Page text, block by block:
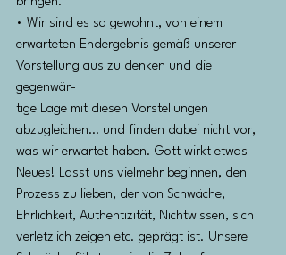
• Wir sind es so gewohnt, von einem
erwarteten Endergebnis gemäß unserer
Vorstellung aus zu denken und die
gegenwär-
tige Lage mit diesen Vorstellungen
abzugleichen… und finden dabei nicht vor,
was wir erwartet haben. Gott wirkt etwas
Neues! Lasst uns vielmehr beginnen, den
Prozess zu lieben, der von Schwäche,
Ehrlichkeit, Authentizität, Nichtwissen, sich
verletzlich zeigen etc. geprägt ist. Unsere